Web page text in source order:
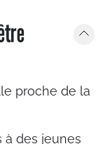
proche de la
à des jeunes